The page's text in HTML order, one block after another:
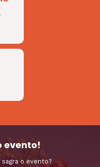
evento!
o evento?